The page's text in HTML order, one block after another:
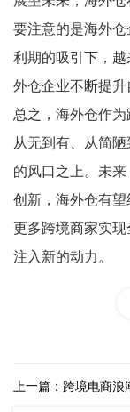
要注意的是海外
利期的吸引下，
外仓企业不断提升
总之，海外仓作
从无到有、从简
的风口之上。未
创新，海外仓有
更多跨境商家实
注入新的动力。